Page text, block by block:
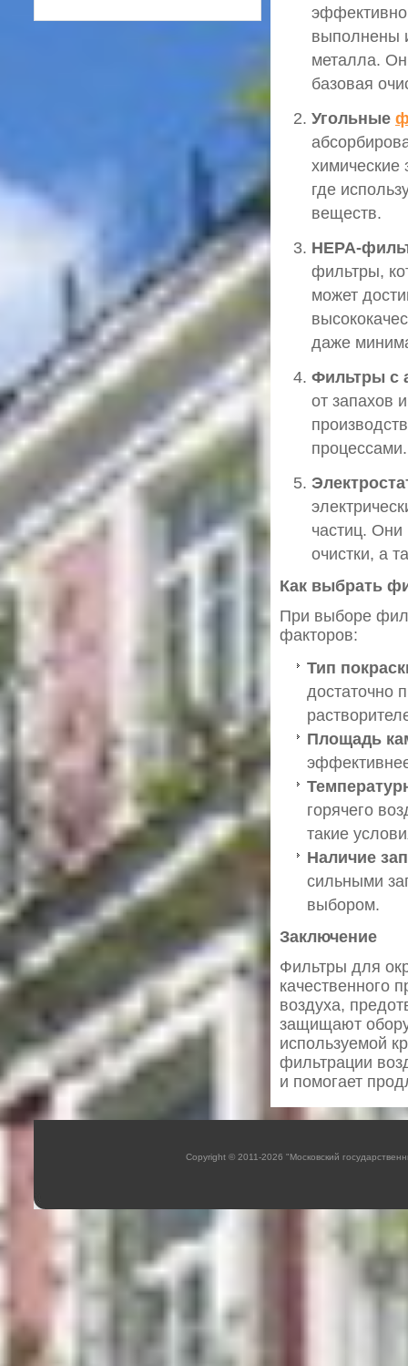
выполнены
металла.
базовая
Угольные
химические
где
веществ.
HEPA-
фильтры,
может
даже
Фильтры с
от запахов
процессами.
частиц. Они
очистки, а
Как выбрать
При выборе
факторов:
Тип
достаточно
Площадь
горячего
такие
Наличие
сильными
выбором.
Заключение
Фильтры для
качественного
воздуха,
защищают
используемой
фильтрации
и помогает
Copyright © 2011-2026 "Московский